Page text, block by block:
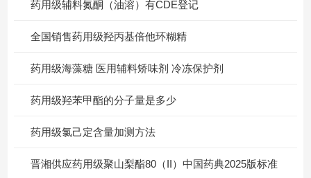
药用级辅料氮酮（油溶）有CDE登记
全国销售药用级羟丙基倍他环糊精
药用级海藻糖 医用辅料矫味剂 冷冻保护剂
药用级羟苯甲酯的分子量是多少
药用级氯己定含量加测方法
晋湘供应药用级聚山梨酯80（II）中国药典2025版标准